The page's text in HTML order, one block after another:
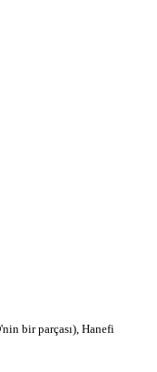
bir parçası), Hanefi